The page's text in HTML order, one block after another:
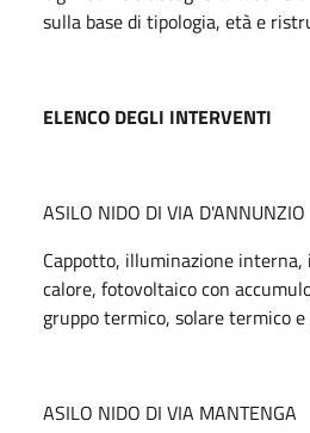
sulla base di tipologia, età e
ELENCO DEGLI INTERVENTI
ASILO NIDO DI VIA D'ANNUNZIO
Cappotto, illuminazione
calore, fotovoltaico con
gruppo termico, solare termico e
ASILO NIDO DI VIA MANTENGA